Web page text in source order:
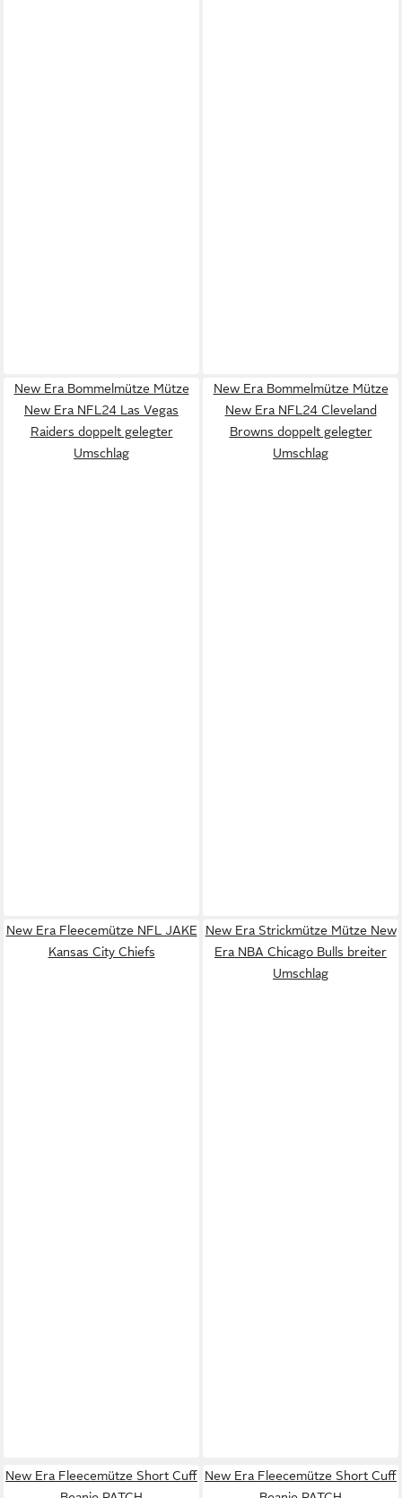
New Era Bommelmütze Mütze
New Era NFL24 Las Vegas
Raiders doppelt gelegter
Umschlag
New Era Bommelmütze Mütze
New Era NFL24 Cleveland
Browns doppelt gelegter
Umschlag
New Era Fleecemütze NFL JAKE
Kansas City Chiefs
New Era Strickmütze Mütze New
Era NBA Chicago Bulls breiter
Umschlag
New Era Fleecemütze Short Cuff New Era Fleecemütze Short Cuff